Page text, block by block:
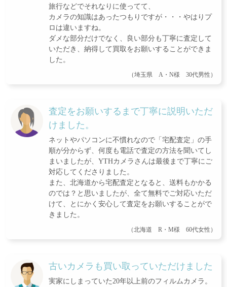
旅行などでそれなりに使ってて、
カメラの知識はあったつもりですが・・・やはりプ
ロは違いますね。
ダメな部分だけでなく、良い部分も丁寧に査定して
いただき、納得して買取をお願いすることができま
した。
（埼玉県 A・N様 30代男性）
査定をお願いするまで丁寧に説明いただ
けました。
ネットやパソコンに不慣れなので「宅配査定」の手
順が分からず、何度も電話で査定の方法を聞いてし
まいましたが、YTHカメラさんは最後まで丁寧にご
対応してくださりました。
また、北海道から宅配査定となると、送料もかかる
のでは？と思いましたが、全て無料でご対応いただ
けて、とにかく安心して査定をお願いすることがで
きました。
（北海道 R・M様 60代女性）
古いカメラも買い取っていただけました
実家にしまっていた20年以上前のフィルムカメラ。